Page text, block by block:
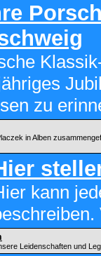
zu
in Alben
kann
Leidenschaften und